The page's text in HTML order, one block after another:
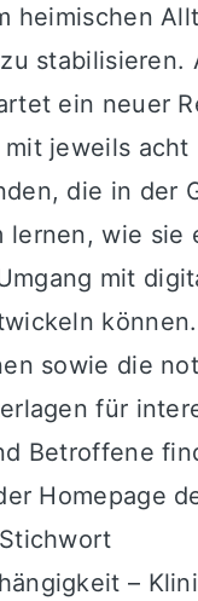
heimischen
stabilisieren.
ein neuer
mit jeweils acht
die in der
lernen, wie sie
mit
sowie die
für
Betroffene
Homepage
–